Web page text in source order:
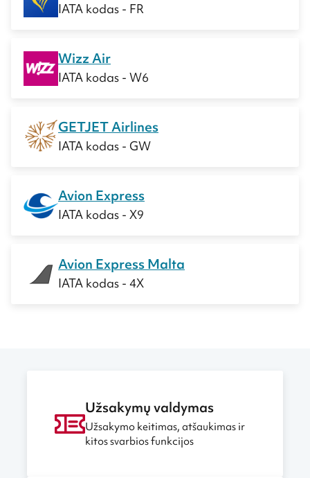
IATA kodas - FR
Wizz Air
IATA kodas - W6
GETJET Airlines
IATA kodas - GW
Avion Express
IATA kodas - X9
Avion Express Malta
IATA kodas - 4X
Užsakymų valdymas
Užsakymo keitimas, atšaukimas ir
kitos svarbios funkcijos